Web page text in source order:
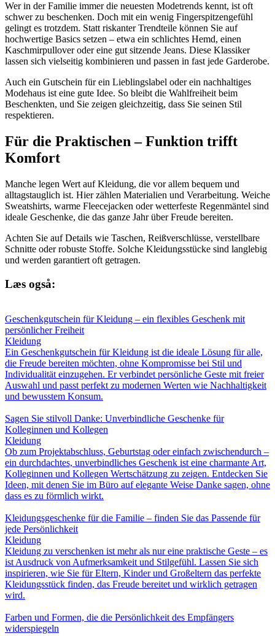
Wer in der Familie immer die neuesten Modetrends kennt, ist oft
schwer zu beschenken. Doch mit ein wenig Fingerspitzengefühl
gelingt es trotzdem. Statt riskanter Trendteile können Sie auf
hochwertige Basics setzen – etwa ein schlichtes Hemd, einen
Kaschmirpullover oder eine gut sitzende Jeans. Diese Klassiker
lassen sich vielseitig kombinieren und passen in fast jede Garderobe.
Auch ein Gutschein für ein Lieblingslabel oder ein nachhaltiges
Modehaus ist eine gute Idee. So bleibt die Wahlfreiheit beim
Beschenkten, und Sie zeigen gleichzeitig, dass Sie seinen Stil
respektieren.
Für die Praktischen – Funktion trifft
Komfort
Manche legen Wert auf Kleidung, die vor allem bequem und
alltagstauglich ist. Hier zählen Materialien und Verarbeitung. Weiche
Sweatshirts, warme Fleecejacken oder wetterfeste Regenmäntel sind
ideale Geschenke, die das ganze Jahr über Freude bereiten.
Achten Sie auf Details wie Taschen, Reißverschlüsse, verstellbare
Schnitte oder robuste Stoffe. Solche Kleidungsstücke sind langlebig
und werden garantiert oft getragen.
Læs også:
Geschenkgutschein für Kleidung – ein flexibles Geschenk mit
persönlicher Freiheit
Kleidung
Ein Geschenkgutschein für Kleidung ist die ideale Lösung für alle,
die Freude bereiten möchten, ohne Kompromisse bei Stil und
Individualität einzugehen. Er verbindet persönliche Geste mit freier
Auswahl und passt perfekt zu modernen Werten wie Nachhaltigkeit
und bewusstem Konsum.
Sagen Sie stilvoll Danke: Unverbindliche Geschenke für
Kolleginnen und Kollegen
Kleidung
Ob zum Projektabschluss, Geburtstag oder einfach zwischendurch –
ein durchdachtes, unverbindliches Geschenk ist eine charmante Art,
Kolleginnen und Kollegen Wertschätzung zu zeigen. Entdecken Sie
Ideen, mit denen Sie im Büro auf elegante Weise Danke sagen, ohne
dass es zu förmlich wirkt.
Kleidungsgeschenke für die Familie – finden Sie das Passende für
jede Persönlichkeit
Kleidung
Kleidung zu verschenken ist mehr als nur eine praktische Geste – es
ist Ausdruck von Aufmerksamkeit und Stilgefühl. Lassen Sie sich
inspirieren, wie Sie für Eltern, Kinder und Großeltern das perfekte
Kleidungsstück finden, das Freude bereitet und wirklich getragen
wird.
Farben und Formen, die die Persönlichkeit des Empfängers
widerspiegeln